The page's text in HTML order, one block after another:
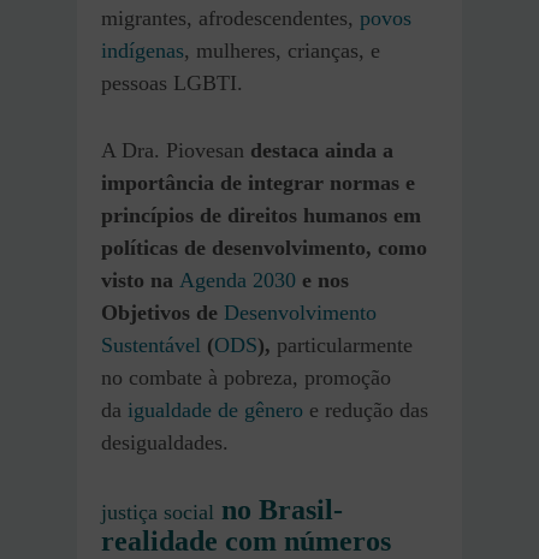
migrantes, afrodescendentes, povos
indígenas, mulheres, crianças, e
pessoas LGBTI.
A Dra. Piovesan destaca ainda a
importância de integrar normas e
princípios de direitos humanos em
políticas de desenvolvimento, como
visto na Agenda 2030 e nos
Objetivos de Desenvolvimento
Sustentável (ODS), particularmente
no combate à pobreza, promoção
da igualdade de gênero e redução das
desigualdades.
justiça social no Brasil-
realidade com números